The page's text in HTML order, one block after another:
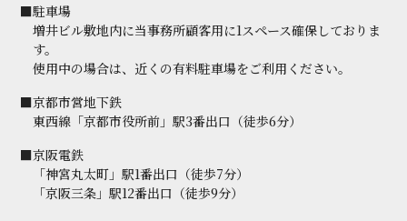
■駐車場
増井ビル敷地内に当事務所顧客用に1スペース確保しておりま
す。
使用中の場合は、近くの有料駐車場をご利用ください。
■京都市営地下鉄
東西線「京都市役所前」駅3番出口（徒歩6分）
■京阪電鉄
「神宮丸太町」駅1番出口（徒歩7分）
「京阪三条」駅12番出口（徒歩9分）